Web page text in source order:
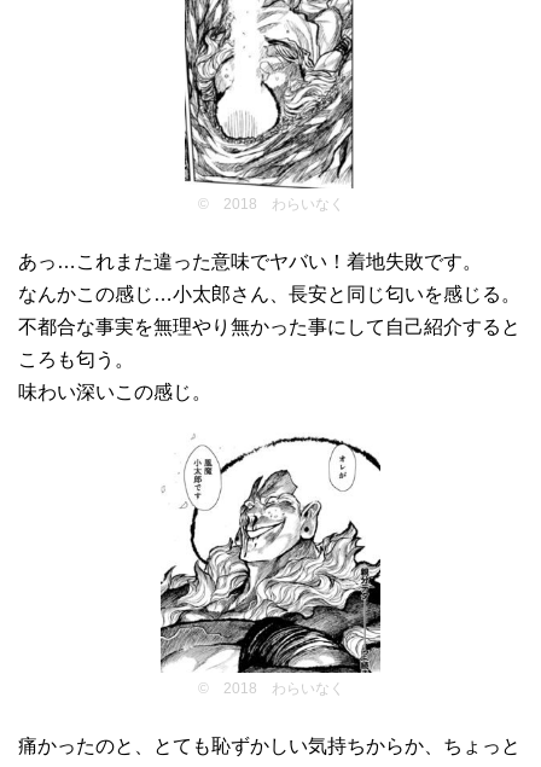
© 2018 わらいなく
あっ…これまた違った意味でヤバい！着地失敗です。
なんかこの感じ…小太郎さん、長安と同じ匂いを感じる。
不都合な事実を無理やり無かった事にして自己紹介すると
ころも匂う。
味わい深いこの感じ。
© 2018 わらいなく
痛かったのと、とても恥ずかしい気持ちからか、ちょっと